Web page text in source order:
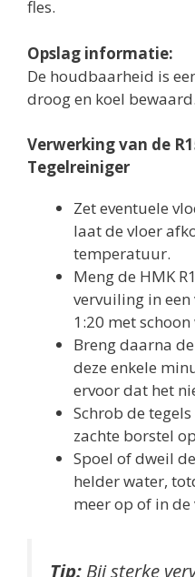
fles.
Opslag informatie:
De houdbaarheid is
droog en koel bewaard.
Verwerking van de
Tegelreiniger
Zet eventuele
laat de vloer
temperatuur.
Meng de HMK
vervuiling in
1:20 met schoon
Breng daarna
deze enkele
ervoor dat het
Schrob de
zachte borstel
Spoel of dweil
helder water,
meer op of in de
Tip: Bij sterke